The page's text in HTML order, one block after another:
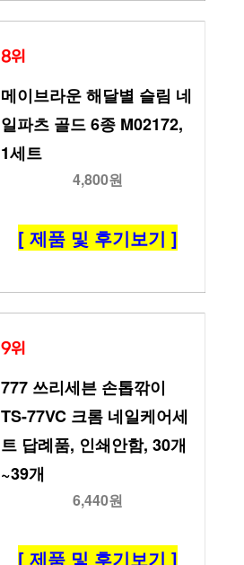
8위
메이브라운 해달별 슬림 네
일파츠 골드 6종 M02172,
1세트
4,800원
[ 제품 및 후기보기 ]
9위
777 쓰리세븐 손톱깎이
TS-77VC 크롬 네일케어세
트 답례품, 인쇄안함, 30개
~39개
6,440원
[ 제품 및 후기보기 ]